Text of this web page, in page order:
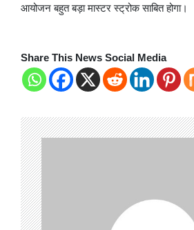
आयोजन बहुत बड़ा मास्टर स्ट्रोक साबित होगा।
Share This News Social Media